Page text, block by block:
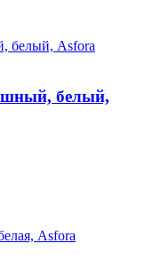
белый,